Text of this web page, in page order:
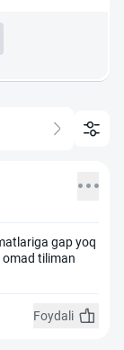
gap yoq
tiliman
Foydali